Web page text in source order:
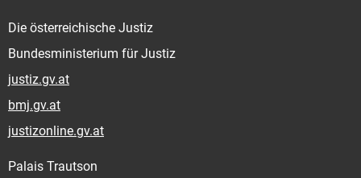
Die österreichische Justiz
Bundesministerium für Justiz
justiz.gv.at
bmj.gv.at
justizonline.gv.at
Palais Trautson